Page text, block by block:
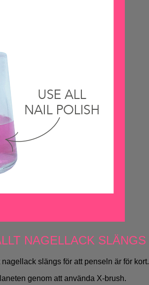
NAGELLACK SLÄNGS
slängs för att penseln är för kort.
genom att använda X-brush.